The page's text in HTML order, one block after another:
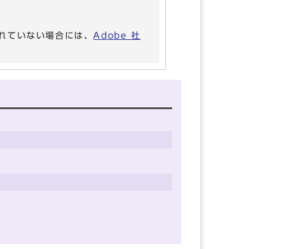
ていない場合には、Adobe 社